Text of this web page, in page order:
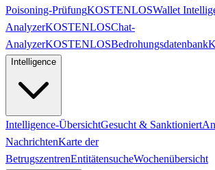
Poisoning-PrüfungKOSTENLOSWallet
AnalyzerKOSTENLOSChat-
AnalyzerKOSTENLOSBedrohungsdatenbank
Intelligence
Intelligence-ÜbersichtGesucht & Sanktioniert
NachrichtenKarte der
BetrugszentrenEntitätensucheWochenübersicht